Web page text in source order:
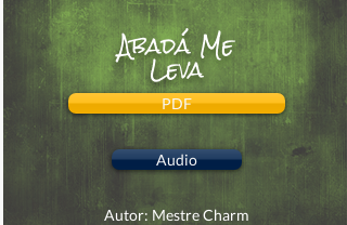
Abadá Me
Leva
PDF
Audio
Autor: Mestre Charm